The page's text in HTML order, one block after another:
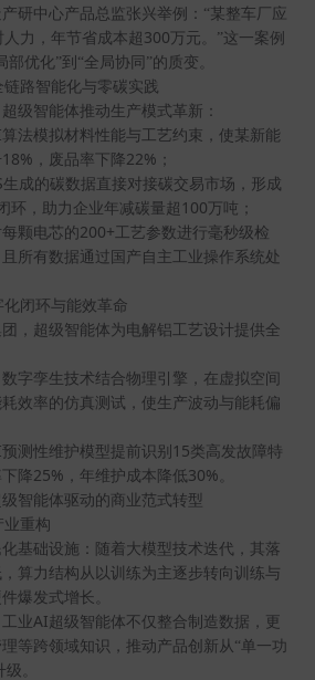
产研中心产品总监张兴举例：“某整车厂应
人力，年节省成本超 300 万元。”这一案例
优化”到“全局协同”的质变。
路智能化与零碳实践
级智能体推动生产模式革新：
算法模拟材料性能与工艺约束，使某新能
18% ，废品率下降22% ；
生成的碳数据直接对接碳交易市场，形成
环，助力企业年减碳量超 100 万吨；
颗电芯的200+工艺参数进行毫秒级检
且所有数据通过国产自主工业操作系统处
闭环与能效革命
，超级智能体为电解铝工艺设计提供全
字孪生技术结合物理引擎，在虚拟空间
效率的仿真测试，使生产波动与能耗偏
预测性维护模型提前识别 15类高发故障特
降25% ，年维护成本降低30%
智能体驱动的商业范式转型
业重构
基础设施：随着大模型技术迭代，其落
算力结构从以训练为主逐步转向训练与
爆发式增长。
业AI超级智能体不仅整合制造数据，更
等跨领域知识，推动产品创新从“单一功
。